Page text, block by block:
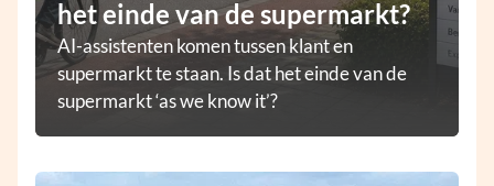
het einde van de supermarkt?
AI-assistenten komen tussen klant en
supermarkt te staan. Is dat het einde van de
supermarkt ‘as we know it’?